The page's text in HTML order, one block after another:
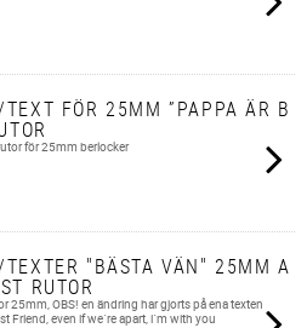
FÖR 25MM ”PAPPA ÄR B
för 25mm berlocker
TEXTER "BÄSTA VÄN" 25MM A
RUTOR
25mm, OBS! en ändring har gjorts på ena texten
Friend, even if we´re apart, i´m with you